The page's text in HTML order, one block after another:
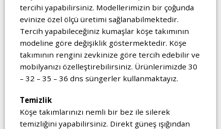
tercihi yapabilirsiniz. Modellerimizin bir çoğunda
evinize özel ölçü üretimi sağlanabilmektedir.
Tercih yapabileceğiniz kumaşlar köşe takımının
modeline göre değişiklik göstermektedir. Köşe
takımının rengini zevkinize göre tercih edebilir ve
mobilyanızı özelleştirebilirsiniz. Ürünlerimizde 30
– 32 – 35 – 36 dns süngerler kullanmaktayız.
Temizlik
Köşe takımlarınızı nemli bir bez ile silerek
temizliğini yapabilirsiniz. Direkt güneş ışığından